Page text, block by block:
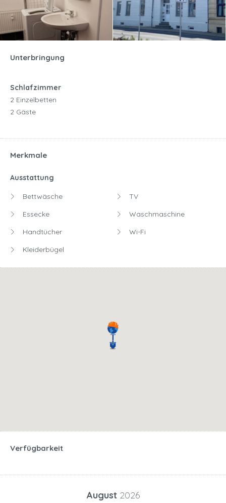
Unterbringung
Schlafzimmer
2 Einzelbetten
2 Gäste
Merkmale
Ausstattung
Bettwäsche
Essecke
Handtücher
Kleiderbügel
TV
Waschmaschine
Wi-Fi
Verfügbarkeit
August 2026